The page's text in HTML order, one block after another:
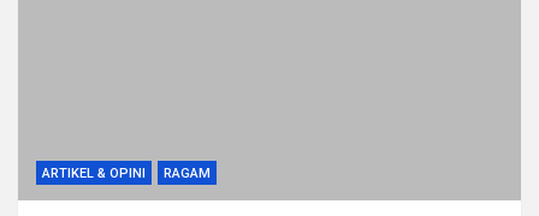
ARTIKEL & OPINI RAGAM